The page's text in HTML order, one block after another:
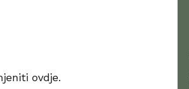
ovdje.